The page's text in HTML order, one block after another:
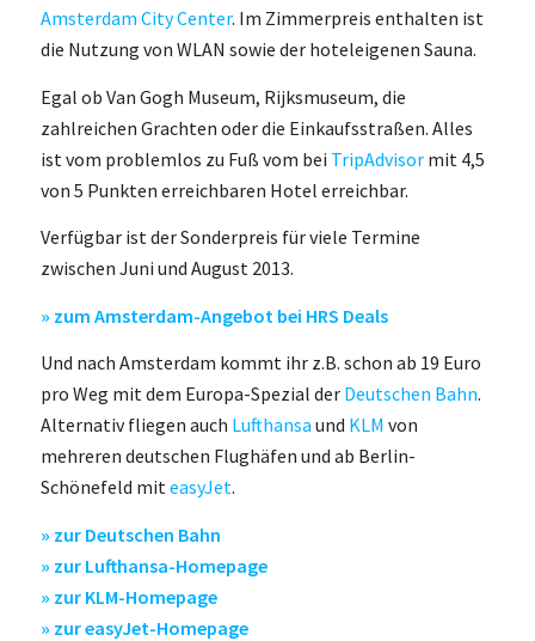
Amsterdam City Center. Im Zimmerpreis enthalten ist
die Nutzung von WLAN sowie der hoteleigenen Sauna.
Egal ob Van Gogh Museum, Rijksmuseum, die
zahlreichen Grachten oder die Einkaufsstraßen. Alles
ist vom problemlos zu Fuß vom bei TripAdvisormit 4,5
von 5 Punkten erreichbaren Hotel erreichbar.
Verfügbar ist der Sonderpreis für viele Termine
zwischen Juni und August 2013.
» zum Amsterdam-Angebot bei HRS Deals
Und nach Amsterdam kommt ihr z.B. schon ab 19 Euro
pro Weg mit dem Europa-Spezial der Deutschen Bahn.
Alternativ fliegen auch Lufthansa und KLM von
mehreren deutschen Flughäfen und ab Berlin-
Schönefeld miteasyJet.
» zur Deutschen Bahn
» zur Lufthansa-Homepage
» zur KLM-Homepage
» zur easyJet-Homepage